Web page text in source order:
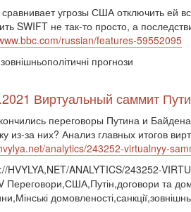
сравнивает угрозы США отключить ей
SWIFT не так-то просто, а
russian/features-59552095
прогнози
Виртуальный саммит
переговоры Путина и
из-за них? Анализ главных итогов
analytics/243252-virtualnyy-
HVYLYA,NET/ANALYTICS/243252-
Переговори,США,Путін,договори та